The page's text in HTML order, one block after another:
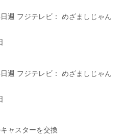
週 フジテレビ： めざましじゃん
週 フジテレビ： めざましじゃん
ャスターを交換